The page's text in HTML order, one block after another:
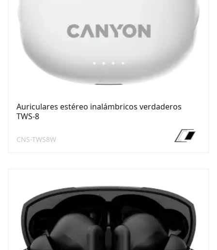
Auriculares estéreo inalámbricos verdaderos
TWS-8
CNS-TWS8W